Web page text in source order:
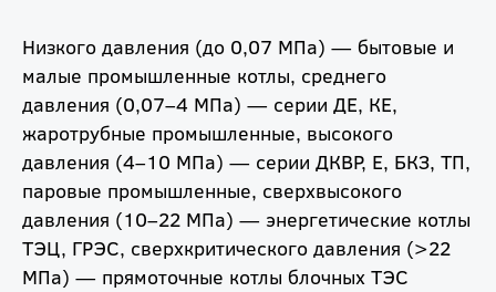
Низкого давления (до 0,07 МПа) — бытовые и
малые промышленные котлы, среднего
давления (0,07–4 МПа) — серии ДЕ, КЕ,
жаротрубные промышленные, высокого
давления (4–10 МПа) — серии ДКВР, Е, БКЗ, ТП,
паровые промышленные, сверхвысокого
давления (10–22 МПа) — энергетические котлы
ТЭЦ, ГРЭС, сверхкритического давления (>22
МПа) — прямоточные котлы блочных ТЭС